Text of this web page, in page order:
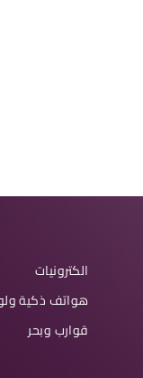
الكترونيات
هواتف ذكية
قوارب وبحر